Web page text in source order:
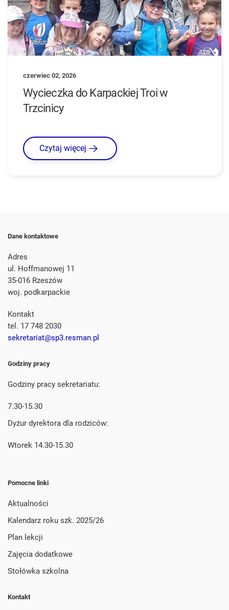
czerwiec 02, 2026
Wycieczka do Karpackiej Troi w
Trzcinicy
Czytaj więcej
Dane kontaktowe
Adres
ul. Hoffmanowej 11
35-016 Rzeszów
woj. podkarpackie
Kontakt
tel. 17 748 2030
sekretariat@sp3.resman.pl
Godziny pracy
Godziny pracy sekretariatu:
7.30-15.30
Dyżur dyrektora dla rodziców:
Wtorek 14.30-15.30
Pomocne linki
Aktualności
Kalendarz roku szk. 2025/26
Plan lekcji
Zajęcia dodatkowe
Stołówka szkolna
Kontakt